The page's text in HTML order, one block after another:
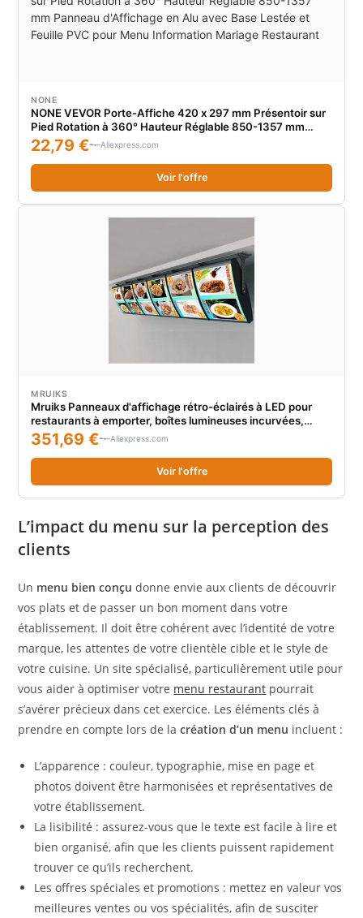
NONE
NONE VEVOR Porte-Affiche 420 x 297 mm Présentoir sur
Pied Rotation à 360° Hauteur Réglable 850-1357 mm
Panneau d'Affichage en Alu avec Base Lestée et Feuille
PVC pour Menu Information Mariage Restaurant
22,79 € Aliexpress.com
Voir l'offre
MRUIKS
Mruiks Panneaux d'affichage rétro-éclairés à LED pour
restaurants à emporter, boîtes lumineuses incurvées,
menu au plafond, 6 fouilles par colonne
351,69 € Aliexpress.com
Voir l'offre
L’impact du menu sur la perception des
clients
Un menu bien conçu donne envie aux clients de découvrir
vos plats et de passer un bon moment dans votre
établissement. Il doit être cohérent avec l’identité de votre
marque, les attentes de votre clientèle cible et le style de
votre cuisine. Un site spécialisé, particulièrement utile pour
vous aider à optimiser votre menu restaurant pourrait
s’avérer précieux dans cet exercice. Les éléments clés à
prendre en compte lors de lacréation d’un menu incluent :
L’apparence : couleur, typographie, mise en page et
photos doivent être harmonisées et représentatives de
votre établissement.
La lisibilité : assurez-vous que le texte est facile à lire et
bien organisé, afin que les clients puissent rapidement
trouver ce qu’ils recherchent.
Les offres spéciales et promotions : mettez en valeur vos
meilleures ventes ou vos spécialités, afin de susciter